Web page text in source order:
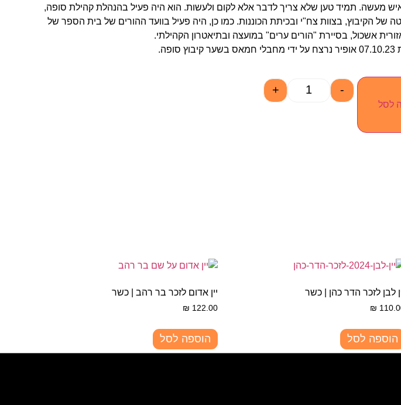
מעשה. תמיד טען שלא צריך לדבר אלא לקום ולעשות. הוא היה פעיל בהנהלת קהילת סופה,
של הקיבוץ, בצוות צח"י ובכיתת הכוננות. כמו כן, היה פעיל בוועד ההורים של בית הספר של
אשכול, בסיירת "הורים ערים" במועצה ובתיאטרון הקהילתי.
-
+
לסל
לבן לזכר הדר כהן | כשר
₪
הוספה לסל
יין אדום לזכר בר רהב | כשר
₪ 122.00
הוספה לסל